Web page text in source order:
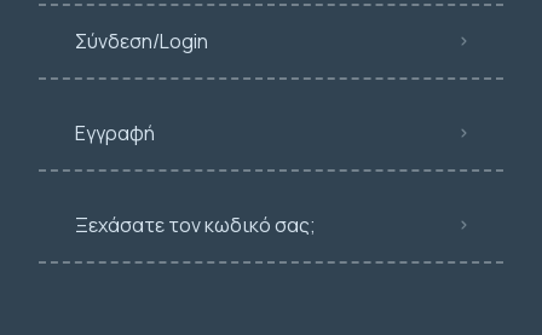
Σύνδεση/Login
Εγγραφή
Ξεχάσατε τον κωδικό σας;